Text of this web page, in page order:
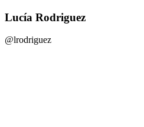
Lucía Rodriguez
@lrodriguez